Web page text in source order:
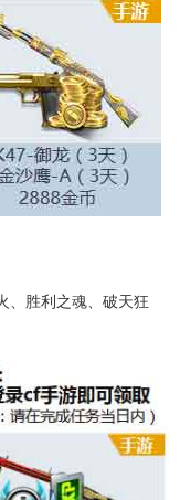
、胜利之魂、破天狂